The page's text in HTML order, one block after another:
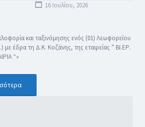
16 Ιουλίου, 2026
και ταξινόμησης ενός (01) Λεωφορείου
με έδρα τη Δ.Κ. Κοζάνης, της εταιρείας ” ΒΙ.ΕΡ.
“»